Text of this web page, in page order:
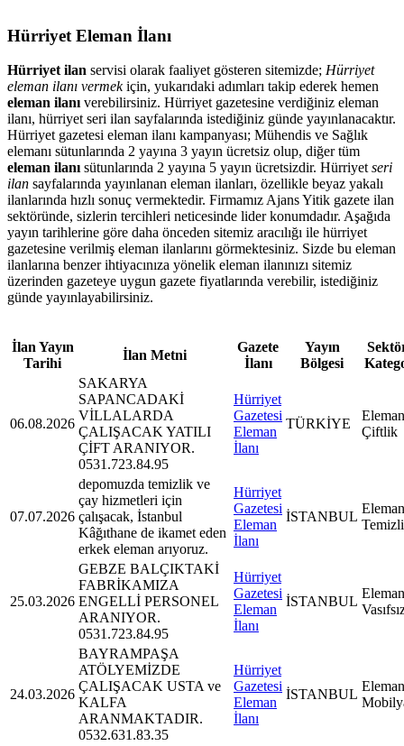
Hürriyet Eleman İlanı
Hürriyet ilan servisi olarak faaliyet gösteren sitemizde; Hürriyet
eleman ilanı vermekiçin, yukarıdaki adımları takip ederek hemen
eleman ilanı verebilirsiniz. Hürriyet gazetesine verdiğiniz eleman
ilanı, hürriyet seri ilan sayfalarında istediğiniz günde yayınlanacaktır.
Hürriyet gazetesi eleman ilanı kampanyası; Mühendis ve Sağlık
elemanı sütunlarında 2 yayına 3 yayın ücretsiz olup, diğer tüm
eleman ilanı sütunlarında 2 yayına 5 yayın ücretsizdir. Hürriyet seri
ilan sayfalarında yayınlanan eleman ilanları, özellikle beyaz yakalı
ilanlarında hızlı sonuç vermektedir. Firmamız Ajans Yitik gazete ilan
sektöründe, sizlerin tercihleri neticesinde lider konumdadır. Aşağıda
yayın tarihlerine göre daha önceden sitemiz aracılığı ile hürriyet
gazetesine verilmiş eleman ilanlarını görmektesiniz. Sizde bu eleman
ilanlarına benzer ihtiyacınıza yönelik eleman ilanınızı sitemiz
üzerinden gazeteye uygun gazete fiyatlarında verebilir, istediğiniz
günde yayınlayabilirsiniz.
İlan Yayın
Tarihi
İlan Metni
Gazete
İlanı
Yayın
Bölgesi
06.08.2026
SAKARYA
SAPANCADAKİ
VİLLALARDA
ÇALIŞACAK YATILI
ÇİFT ARANIYOR.
0531.723.84.95
Hürriyet
Gazetesi
Eleman
İlanı
TÜRKİYE
Çiftlik
07.07.2026
depomuzda temizlik ve
çay hizmetleri için
çalışacak, İstanbul
Kâğıthane de ikamet eden
erkek eleman arıyoruz.
Hürriyet
Gazetesi
Eleman
İlanı
İSTANBUL
25.03.2026
GEBZE BALÇIKTAKİ
FABRİKAMIZA
ENGELLİ PERSONEL
ARANIYOR.
0531.723.84.95
Hürriyet
Gazetesi
Eleman
İlanı
İSTANBUL
24.03.2026
BAYRAMPAŞA
ATÖLYEMİZDE
ÇALIŞACAK USTA ve
KALFA
ARANMAKTADIR.
0532.631.83.35
Hürriyet
Gazetesi
Eleman
İlanı
İSTANBUL